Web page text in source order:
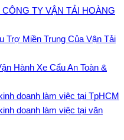
TY VẬN TẢI HOÀNG
Trợ Miền Trung Của Vận Tải
Hành Xe Cẩu An Toàn &
doanh làm việc tại TpHCM
doanh làm việc tại văn